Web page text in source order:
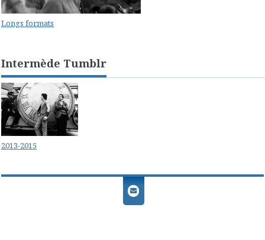
Longs formats
Intermède Tumblr
2013-2015